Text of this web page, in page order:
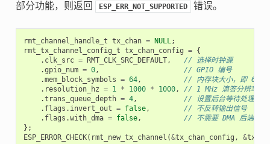
部分功能，则返回
ESP_ERR_NOT_SUPPORTED 错误。
rmt_channel_handle_t tx_chan = NULL;
rmt_tx_channel_config_t tx_chan_config = {
. clk_src = RMT_CLK_SRC_DEFAULT,
// 选择时钟源
.gpio_num = 0,
// GPIO 编号
.mem_block_symbols = 64,
// 内存块大小，即 64
. resolution_hz = 1 * 1000 * 1000,
// 1 MHz 滴答分辨率
.trans_queue_depth = 4,
// 设置后台等待处理的事
. flags . invert_out = false,
// 不反转输出信号
. flags .with_dma = false,
// 不需要 DMA 后端
};
ESP_ERROR_CHECK( rmt_new_tx_channel (&tx_chan_config , &